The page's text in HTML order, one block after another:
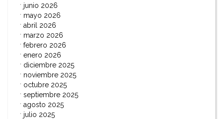
junio 2026
mayo 2026
abril 2026
marzo 2026
febrero 2026
enero 2026
diciembre 2025
noviembre 2025
octubre 2025
septiembre 2025
agosto 2025
julio 2025